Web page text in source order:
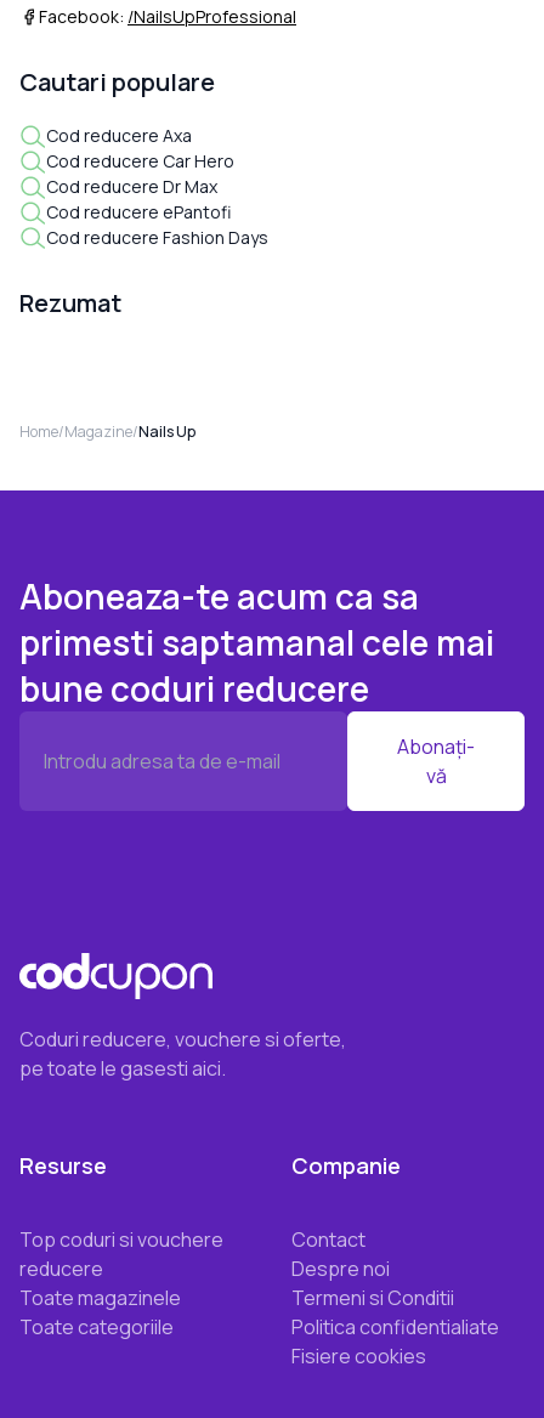
Facebook: /NailsUpProfessional
Cautari populare
Cod reducere Axa
Cod reducere Car Hero
Cod reducere Dr Max
Cod reducere ePantofi
Cod reducere Fashion Days
Rezumat
Home/Magazine/Nails Up
Aboneaza-te acum ca sa
primesti saptamanal cele mai
bune coduri reducere
Abonați-
vă
Coduri reducere, vouchere si oferte,
pe toate le gasesti aici.
Resurse
Top coduri si vouchere
reducere
Toate magazinele
Toate categoriile
Companie
Contact
Despre noi
Termeni si Conditii
Politica confidentialiate
Fisiere cookies